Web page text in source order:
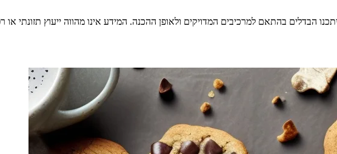
הבדלים בהתאם למרכיבים המדויקים ולאופן ההכנה. המידע אינו מהווה ייעוץ תזונתי או